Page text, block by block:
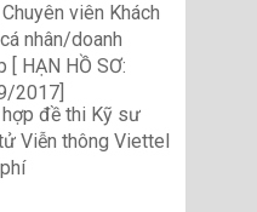
viên Khách
nhân/doanh
[ HẠN HỒ SƠ:
2017]
đề thi Kỹ sư
Viễn thông Viettel